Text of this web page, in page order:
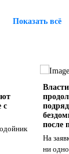
Показать всё
с
после
На
ни